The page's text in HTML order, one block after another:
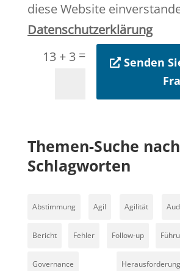
diese Website
Datenschutzerklärung
13 + 3=
Senden
Themen-Suche nach
Schlagworten
Abstimmung Agil Agilität
Bericht Fehler Follow-up
Governance Herausforderung